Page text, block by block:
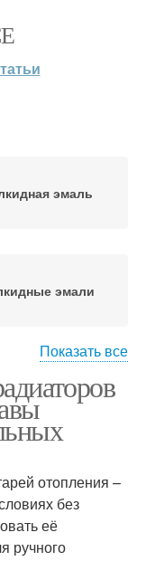
эмаль
эмали
эмали
Показать все
отопления –
без
её
ручного